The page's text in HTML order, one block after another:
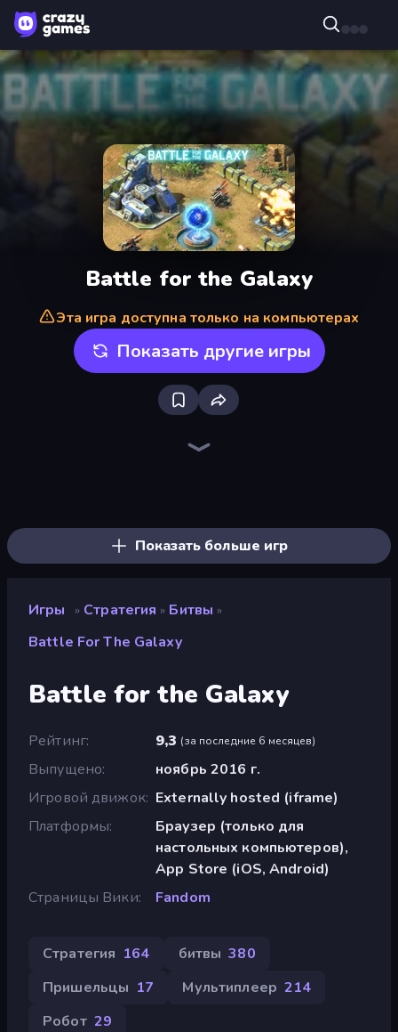
Battle for the Galaxy
Эта игра доступна только на компьютерах
Показать другие игры
Показать больше игр
Игры » Стратегия » Битвы »
Battle For The Galaxy
Battle for the Galaxy
Рейтинг 9,3 (за последние 6 месяцев)
Выпущено
ноябрь 2016 г.
Игровой движок Externally hosted (iframe)
Платформы
Браузер (только для
настольных компьютеров),
App Store (iOS, Android)
Страницы Вики
Fandom
Стратегия 164 битвы 380
Пришельцы 17 Мультиплеер 214
Робот 29